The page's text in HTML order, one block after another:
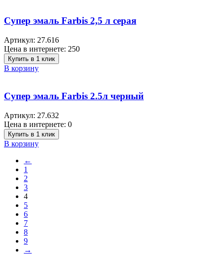
Супер эмаль Farbis 2,5 л серая
Артикул: 27.616
Цена в интернете: 250
Купить в 1 клик
В корзину
Супер эмаль Farbis 2.5л черный
Артикул: 27.632
Цена в интернете: 0
Купить в 1 клик
В корзину
←
1
2
3
4
5
6
7
8
9
→